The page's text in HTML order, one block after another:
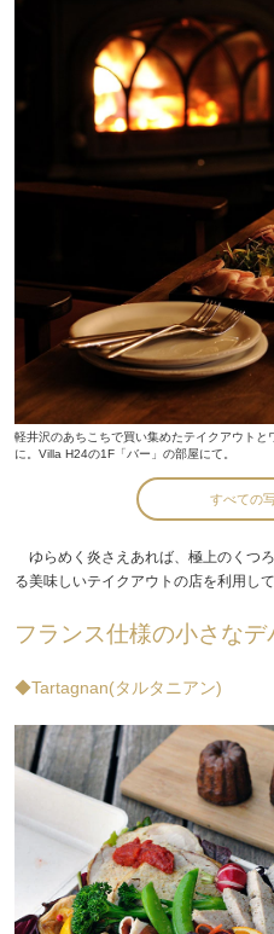
軽井沢のあちこちで買い集めたテイクアウト
に。Villa H24の1F「バー」の部屋にて。
すべての
ゆらめく炎さえあれば、極上のくつ
る美味しいテイクアウトの店を利用し
フランス仕様の小さなデ
◆Tartagnan(タルタニアン)